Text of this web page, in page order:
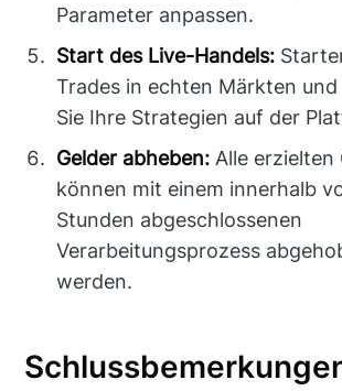
Parameter anpassen.
Start des Live-Handels:
Trades in echten Märkten
Sie Ihre Strategien auf der
Gelder abheben: Alle erzielten
können mit einem innerhalb
Stunden abgeschlossenen
Verarbeitungsprozess
werden.